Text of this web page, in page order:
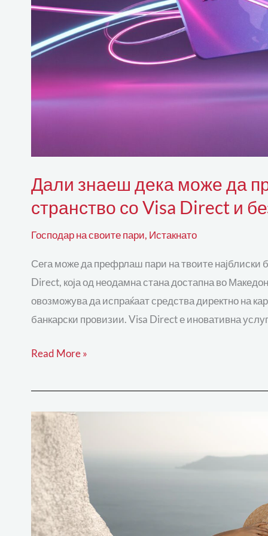
Дали знаеш дека може да
странство со Visa Direct и
Господар на своите пари, Истакнато
Сега може да префрлаш пари на твоите најблиски
Direct, која од неодамна стана достапна во
овозможува да испраќаат средства директно на
банкарски провизии. Visa Direct е иновативна
странство
Visa
и
без
Read More »
Јуни
или
јули
–
кога
е
подобро